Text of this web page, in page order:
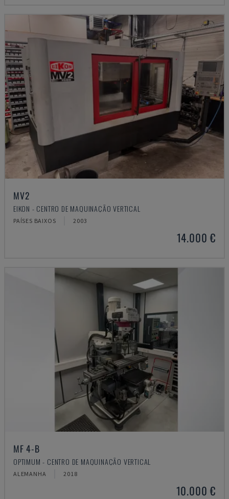
MV2
EIKON - CENTRO DE MAQUINAÇÃO VERTICAL
PAÍSES BAIXOS 2003
14.000 €
MF 4-B
OPTIMUM - CENTRO DE MAQUINAÇÃO VERTICAL
ALEMANHA 2018
10.000 €